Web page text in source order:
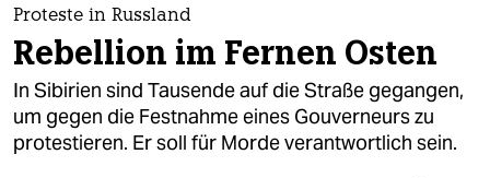
themen
politik
öko
gesellschaft
Proteste in Russland
Rebellion im Fernen Osten
In Sibirien sind Tausende auf die Straße gegangen,
um gegen die Festnahme eines Gouverneurs zu
protestieren. Er soll für Morde verantwortlich sein.